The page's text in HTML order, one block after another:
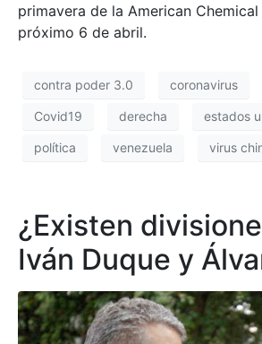
primavera de la American
próximo 6 de abril.
contra poder 3.0 coronavirus
Covid19 derecha estados
política venezuela virus
¿Existen
Iván Duque y